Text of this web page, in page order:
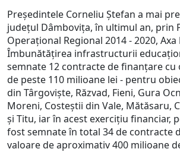
Președintele Corneliu Ștefan a mai
județul Dâmbovița, în ultimul an, prin
Operațional Regional 2014 - 2020,
Îmbunătățirea infrastructurii
semnate 12 contracte de finanțare cu
de peste 110 milioane lei - pentru
din Târgoviște, Răzvad, Fieni, Gura
Moreni, Costeștii din Vale, Mătăsaru,
și Titu, iar în acest exercițiu financiar,
fost semnate în total 34 de contracte
valoare de aproximativ 400 milioane